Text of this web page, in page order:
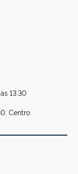
13:30
Centro